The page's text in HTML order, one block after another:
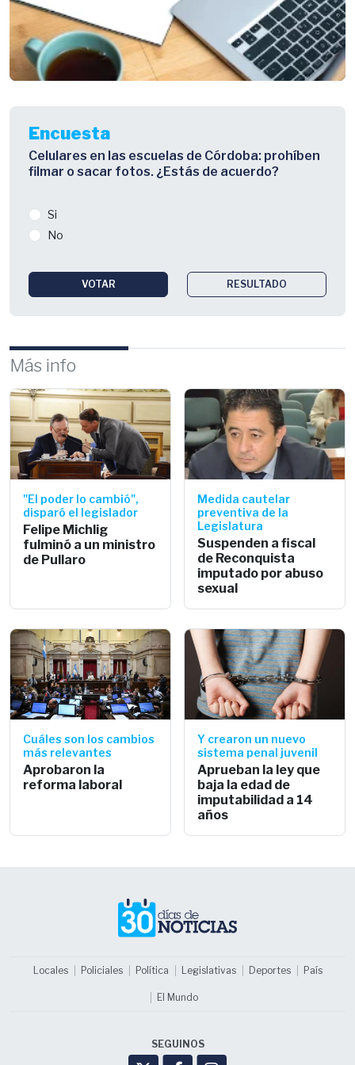
Encuesta
Celulares en las escuelas de Córdoba: prohíben
filmar o sacar fotos. ¿Estás de acuerdo?
Si
No
VOTAR RESULTADO
Más info
"El poder lo cambió",
disparó el legislador
Felipe Michlig
fulminó a un ministro
de Pullaro
Medida cautelar
preventiva de la
Legislatura
Suspenden a fiscal
de Reconquista
imputado por abuso
sexual
Cuáles son los cambios
más relevantes
Aprobaron la
reforma laboral
Y crearon un nuevo
sistema penal juvenil
Aprueban la ley que
baja la edad de
imputabilidad a 14
años
Locales Policiales Política Legislativas Deportes País
El Mundo
SEGUINOS